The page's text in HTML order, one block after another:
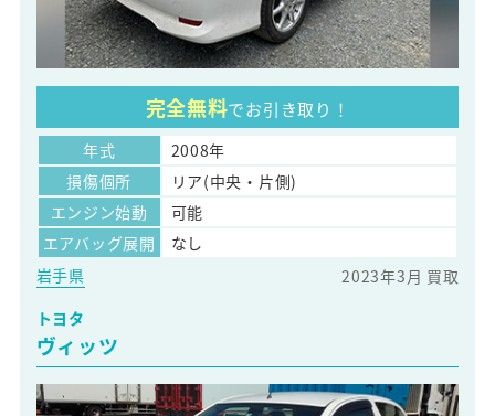
完全無料でお引き取り！
年式
2008年
損傷個所
リア(中央・片側)
エンジン始動
可能
エアバッグ展開
なし
岩手県
2023年3月 買取
トヨタ
ヴィッツ